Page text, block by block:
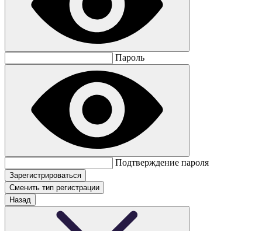
Пароль
Подтверждение пароля
Сменить тип регистрации
Назад